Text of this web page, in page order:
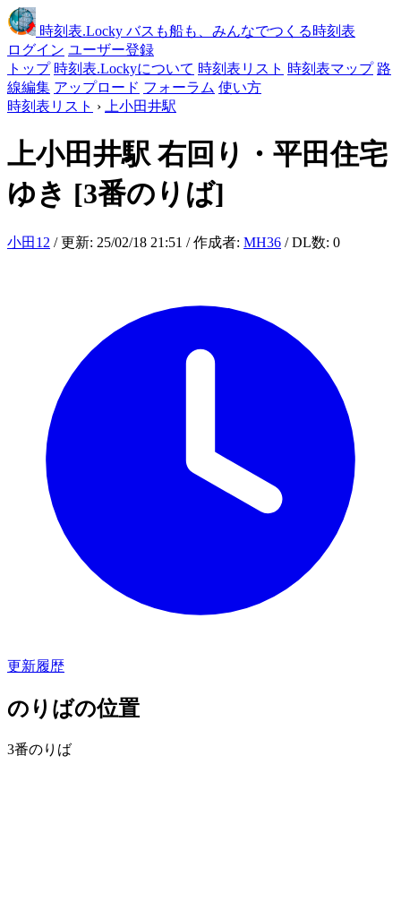
時刻表.Locky バスも船も、みんなでつくる時刻表
ログイン ユーザー登録
トップ 時刻表.Lockyについて 時刻表リスト 時刻表マップ 路
線編集 アップロード フォーラム 使い方
時刻表リスト › 上小田井駅
上小田井駅 右回り・平田住宅
ゆき [3番のりば]
小田12 / 更新: 25/02/18 21:51 / 作成者: MH36 / DL数: 0
更新履歴
のりばの位置
3番のりば